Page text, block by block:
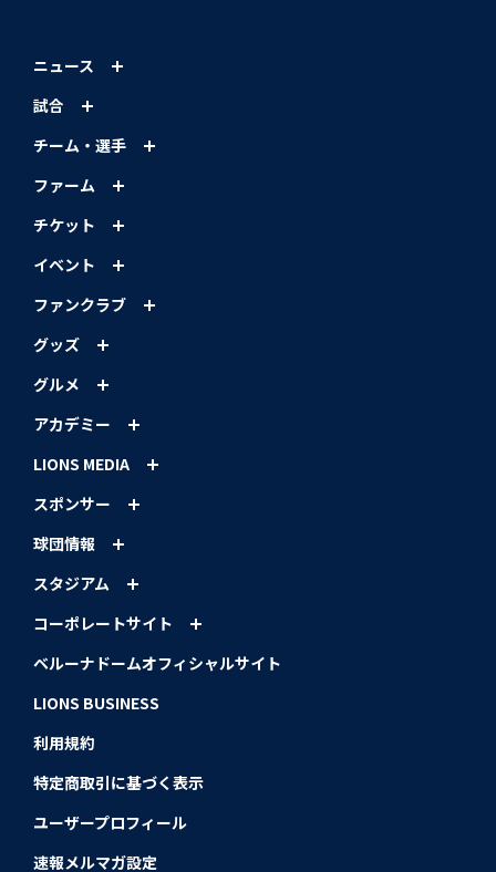
ニュース
試合
チーム・選手
ファーム
チケット
イベント
ファンクラブ
グッズ
グルメ
アカデミー
LIONS MEDIA
スポンサー
球団情報
スタジアム
コーポレートサイト
ベルーナドームオフィシャルサイト
LIONS BUSINESS
利用規約
特定商取引に基づく表示
ユーザープロフィール
速報メルマガ設定